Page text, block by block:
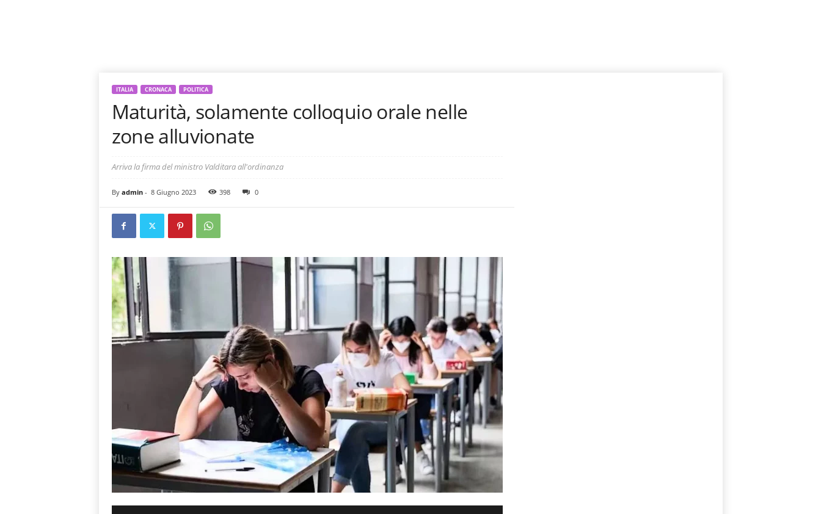
ITALIA CRONACA POLITICA
Maturità, solamente colloquio orale nelle
zone alluvionate
Arriva la firma del ministro Valditara all'ordinanza
By admin- 8 Giugno 2023 398 0